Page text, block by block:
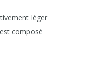
léger
composé